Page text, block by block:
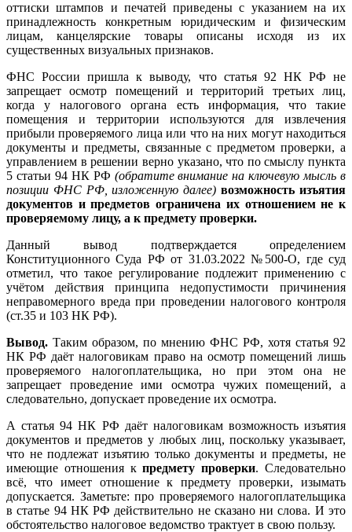
оттиски штампов и печатей приведены с указанием на их
принадлежность конкретным юридическим и физическим
лицам, канцелярские товары описаны исходя из их
существенных визуальных признаков.
ФНС России пришла к выводу, что статья 92 НК РФ не
запрещает осмотр помещений и территорий третьих лиц,
когда у налогового органа есть информация, что такие
помещения и территории используются для извлечения
прибыли проверяемого лица или что на них могут находиться
документы и предметы, связанные с предметом проверки, а
управлением в решении верно указано, что по смыслу пункта
5 статьи 94 НК РФ (обратите внимание на ключевую мысль в
позиции ФНС РФ, изложенную далее) возможность изъятия
документов и предметов ограничена их отношением не к
проверяемому лицу, а к предмету проверки.
Данный вывод подтверждается определением
Конституционного Суда РФ от 31.03.2022 №500-О, где суд
отметил, что такое регулирование подлежит применению с
учётом действия принципа недопустимости причинения
неправомерного вреда при проведении налогового контроля
(ст.35 и 103 НК РФ).
Вывод. Таким образом, по мнению ФНС РФ, хотя статья 92
НК РФ даёт налоговикам право на осмотр помещений лишь
проверяемого налогоплательщика, но при этом она не
запрещает проведение ими осмотра чужих помещений, а
следовательно, допускает проведение их осмотра.
А статья 94 НК РФ даёт налоговикам возможность изъятия
документов и предметов у любых лиц, поскольку указывает,
что не подлежат изъятию только документы и предметы, не
имеющие отношения кпредмету проверки. Следовательно
всё, что имеет отношение к предмету проверки, изымать
допускается. Заметьте: про проверяемого налогоплательщика
в статье 94 НК РФ действительно не сказано ни слова. И это
обстоятельство налоговое ведомство трактует в свою пользу.